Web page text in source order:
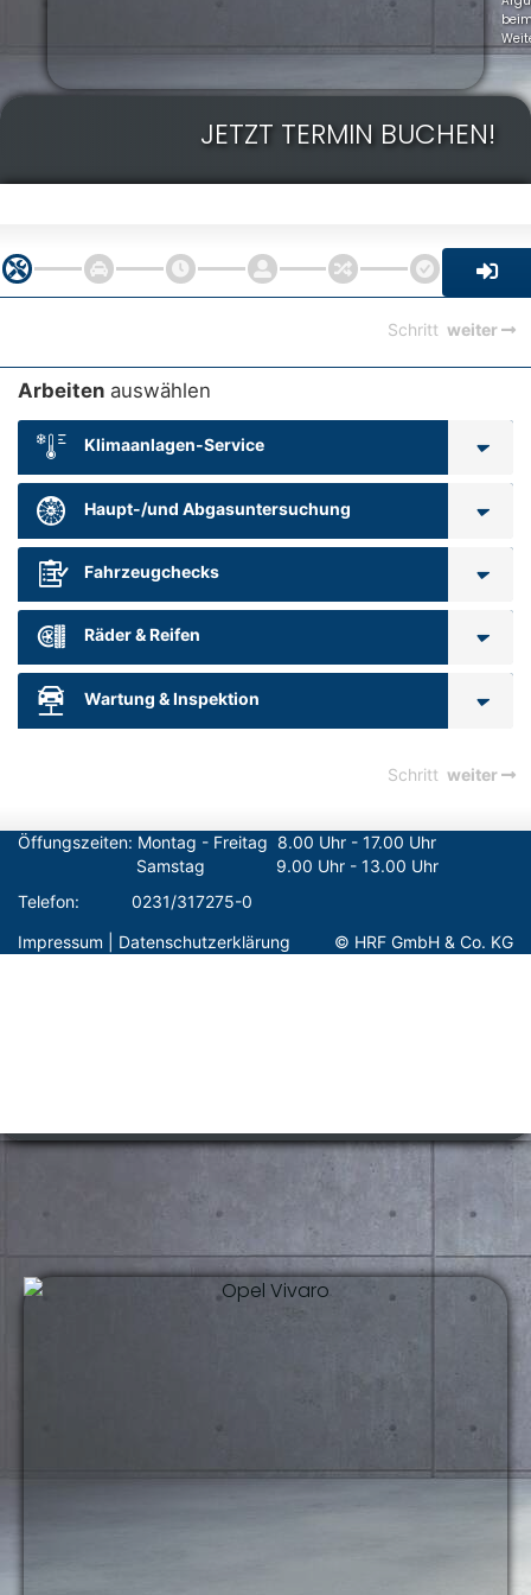
JETZT TERMIN BUCHEN!